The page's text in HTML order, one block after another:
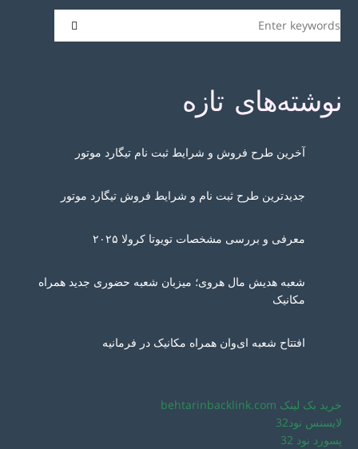
نوشته‌های تازه
آخرین طرح فروش و شرایط ثبت نام تیگارد موتور
جدیدترین طرح ثبت نام و شرایط فروش تیگارد موتور
معرفی و بررسی مشخصات تویوتا کرولا ۲۰۲۵
شعبه هدیش مال هروی؛ میزبان شعبه حضوری جدید همراه
مکانیک
افتتاح شعبه ای‌وان همراه مکانیک در فرمانیه
خرید بک لینک behtarinbacklink.com
لایسنس نود32
پسورد نود 32